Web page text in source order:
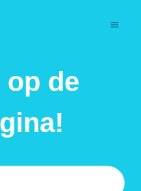
op de